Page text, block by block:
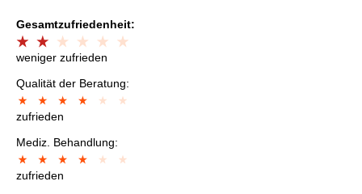
Gesamtzufriedenheit:
weniger zufrieden
Qualität der Beratung:
zufrieden
Mediz. Behandlung:
zufrieden